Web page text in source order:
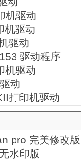
机驱动
机驱动
驱动
驱动程序
机驱动
动
打印机驱动
pro 完美修改版
水印版